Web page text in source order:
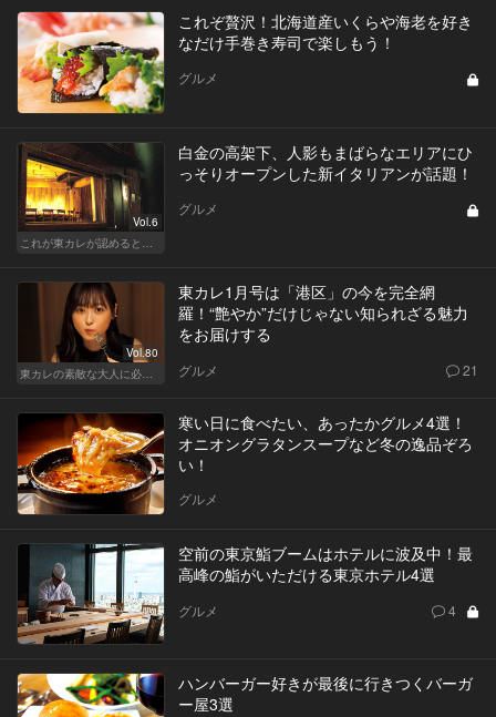
これぞ贅沢！北海道産いくらや海老を好き
なだけ手巻き寿司で楽しもう！
グルメ
Vol.6
白金の高架下、人影もまばらなエリアにひ
っそりオープンした新イタリアンが話題！
グルメ
Vol.80
東カレ1月号は「港区」の今を完全網
羅！“艶やか”だけじゃない知られざる魅力
をお届けする
グルメ 21
寒い日に食べたい、あったかグルメ4選！
オニオングラタンスープなど冬の逸品ぞろ
い！
グルメ
空前の東京鮨ブームはホテルに波及中！最
高峰の鮨がいただける東京ホテル4選
グルメ 4
ハンバーガー好きが最後に行きつくバーガ
ー屋3選